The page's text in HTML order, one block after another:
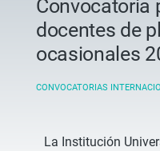
Convocatoria
docentes de
ocasionales
CONVOCATORIAS
La Institución